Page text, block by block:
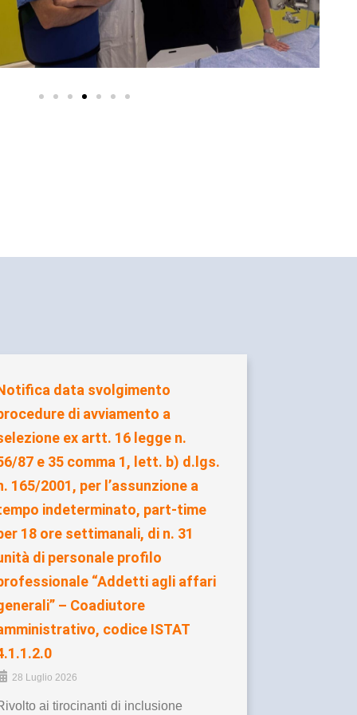
data svolgimento
di avviamento a
ex artt. 16 legge n.
87 e 35 comma 1, lett. b) d.lgs.
165/2001, per l’assunzione a
indeterminato, part-time
18 ore settimanali, di n. 31
di personale profilo
“Addetti agli affari
– Coadiutore
codice ISTAT
28 Luglio 2026
ai tirocinanti di inclusione